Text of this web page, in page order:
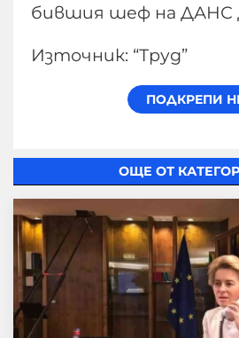
бившия шеф на ДАНС
Източник: “Труд”
ОЩЕ ОТ